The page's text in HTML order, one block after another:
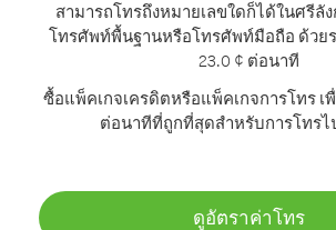
สามารถโทรถึงหมายเลขใดก็ได้ในศรีลั
โทรศัพท์พื้นฐานหรือโทรศัพท์มือถือ ด้วยร
23.0 ¢ ต่อนาที
ซื้อแพ็คเกจเครดิตหรือแพ็คเกจการโทร เ
ต่อนาทีที่ถูกที่สุดสำหรับการโทรไ
ดูอัตราค่าโทร